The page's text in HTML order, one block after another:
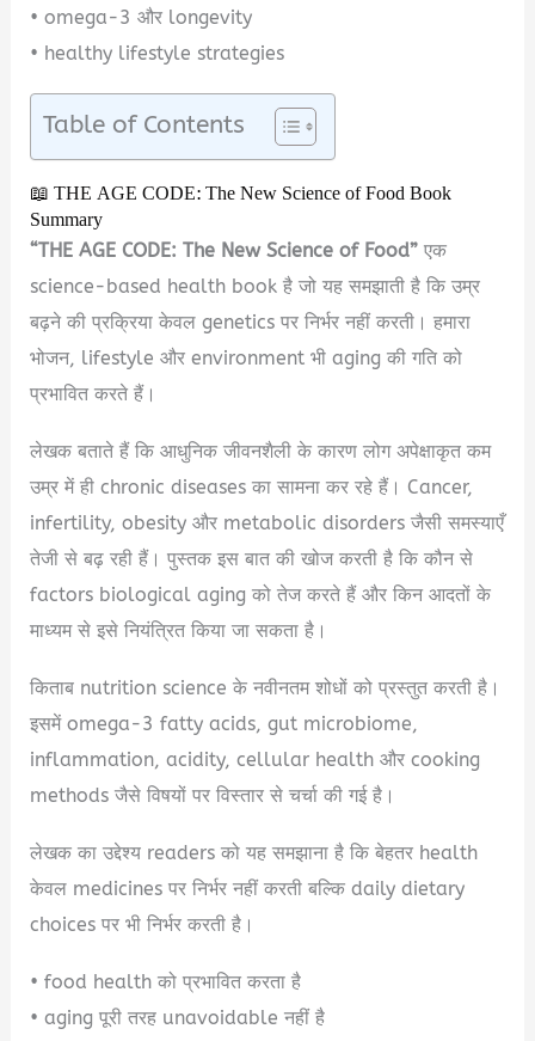
• omega-3 और longevity
• healthy lifestyle strategies
Table of Contents
📖 THE AGE CODE: The New Science of Food Book
Summary
“THE AGE CODE: The New Science of Food” एक
science-based health book है जो यह समझाती है कि उम्र
बढ़ने की प्रक्रिया केवल genetics पर निर्भर नहीं करती। हमारा
भोजन, lifestyle और environment भी aging की गति को
प्रभावित करते हैं।
लेखक बताते हैं कि आधुनिक जीवनशैली के कारण लोग अपेक्षाकृत कम
उम्र में ही chronic diseases का सामना कर रहे हैं। Cancer,
infertility, obesity और metabolic disorders जैसी समस्याएँ
तेजी से बढ़ रही हैं। पुस्तक इस बात की खोज करती है कि कौन से
factors biological aging को तेज करते हैं और किन आदतों के
माध्यम से इसे नियंत्रित किया जा सकता है।
किताब nutrition science के नवीनतम शोधों को प्रस्तुत करती है।
इसमें omega-3 fatty acids, gut microbiome,
inflammation, acidity, cellular health और cooking
methods जैसे विषयों पर विस्तार से चर्चा की गई है।
लेखक का उद्देश्य readers को यह समझाना है कि बेहतर health
केवल medicines पर निर्भर नहीं करती बल्कि daily dietary
choices पर भी निर्भर करती है।
• food health को प्रभावित करता है
• aging पूरी तरह unavoidable नहीं है